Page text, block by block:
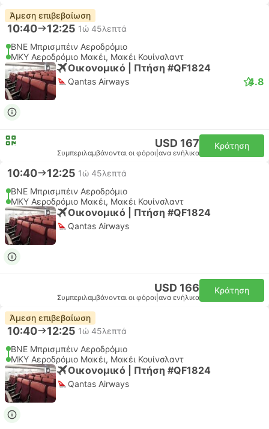
Άμεση επιβεβαίωση
10:40 12:25 1ώ 45λεπτά
BNE Μπρισμπέιν Αεροδρόμιο
MKY Αεροδρόμιο Μακέι, Μακέι Κουίνσλαντ
Οικονομικό | Πτήση #QF1824
Qantas Airways 4.8
USD 167
Συμπεριλαμβάνονται οι φόροι ανα ενήλικα
Κράτηση
10:40 12:25 1ώ 45λεπτά
BNE Μπρισμπέιν Αεροδρόμιο
MKY Αεροδρόμιο Μακέι, Μακέι Κουίνσλαντ
Οικονομικό | Πτήση #QF1824
Qantas Airways
USD 166
Συμπεριλαμβάνονται οι φόροι ανα ενήλικα
Κράτηση
Άμεση επιβεβαίωση
10:40 12:25 1ώ 45λεπτά
BNE Μπρισμπέιν Αεροδρόμιο
MKY Αεροδρόμιο Μακέι, Μακέι Κουίνσλαντ
Οικονομικό | Πτήση #QF1824
Qantas Airways